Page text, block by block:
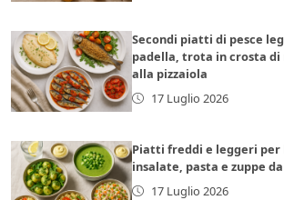
Secondi piatti di pesce
padella, trota in crosta di
alla pizzaiola
17 Luglio 2026
Piatti freddi e leggeri per
insalate, pasta e zuppe
17 Luglio 2026